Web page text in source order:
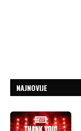
NAJNOVIJE